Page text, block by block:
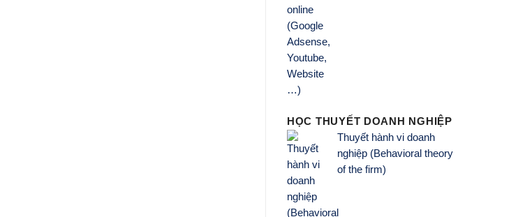
HỌC THUYẾT DOANH NGHIỆP
Thuyết hành vi doanh
nghiệp (Behavioral theory
of the firm)